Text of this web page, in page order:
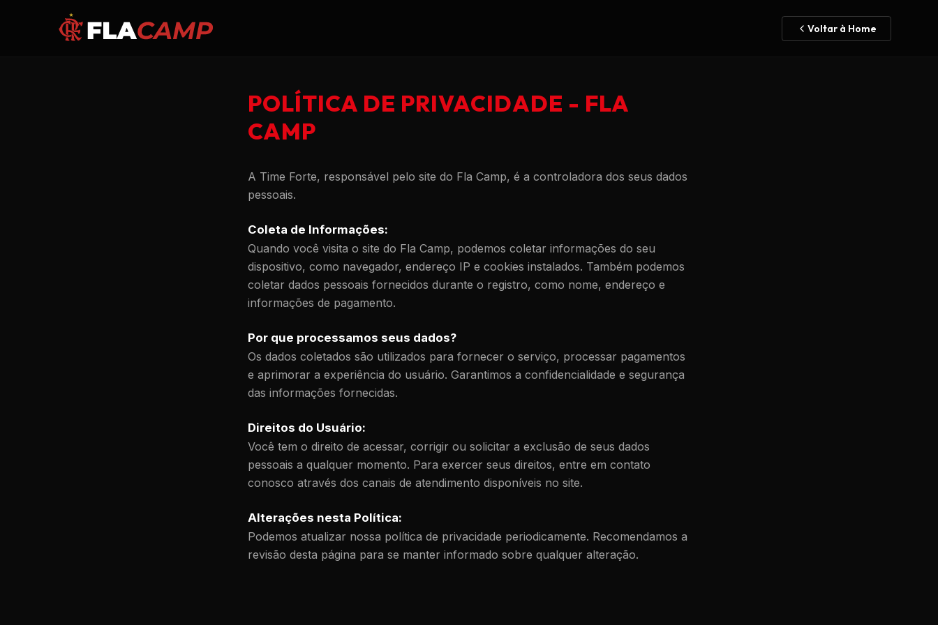
Voltar à Home
POLÍTICA DE PRIVACIDADE - FLA
CAMP
A Time Forte, responsável pelo site do Fla Camp, é a controladora dos seus dados
pessoais.
Coleta de Informações:
Quando você visita o site do Fla Camp, podemos coletar informações do seu
dispositivo, como navegador, endereço IP e cookies instalados. Também podemos
coletar dados pessoais fornecidos durante o registro, como nome, endereço e
informações de pagamento.
Por que processamos seus dados?
Os dados coletados são utilizados para fornecer o serviço, processar pagamentos
e aprimorar a experiência do usuário. Garantimos a confidencialidade e segurança
das informações fornecidas.
Direitos do Usuário:
Você tem o direito de acessar, corrigir ou solicitar a exclusão de seus dados
pessoais a qualquer momento. Para exercer seus direitos, entre em contato
conosco através dos canais de atendimento disponíveis no site.
Alterações nesta Política:
Podemos atualizar nossa política de privacidade periodicamente. Recomendamos a
revisão desta página para se manter informado sobre qualquer alteração.